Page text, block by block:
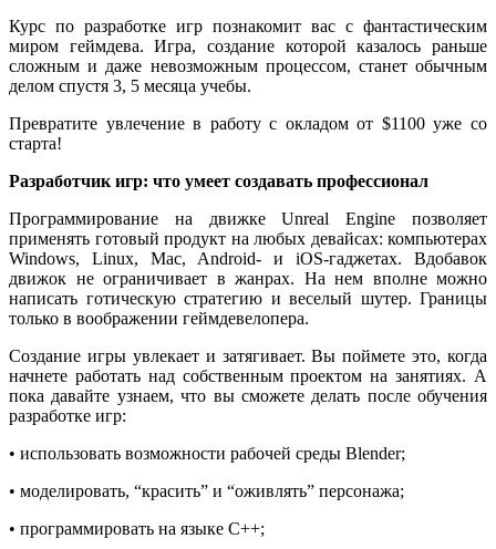
Курс по разработке игр познакомит вас с фантастическим
миром геймдева. Игра, создание которой казалось раньше
сложным и даже невозможным процессом, станет обычным
делом спустя 3, 5 месяца учебы.
Превратите увлечение в работу с окладом от $1100 уже со
старта!
Разработчик игр: что умеет создавать профессионал
Программирование на движке Unreal Engine позволяет
применять готовый продукт на любых девайсах: компьютерах
Windows, Linux, Mac, Android- и iOS-гаджетах. Вдобавок
движок не ограничивает в жанрах. На нем вполне можно
написать готическую стратегию и веселый шутер. Границы
только в воображении геймдевелопера.
Создание игры увлекает и затягивает. Вы поймете это, когда
начнете работать над собственным проектом на занятиях. А
пока давайте узнаем, что вы сможете делать после обучения
разработке игр:
• использовать возможности рабочей среды Blender;
• моделировать, “красить” и “оживлять” персонажа;
• программировать на языке C++;